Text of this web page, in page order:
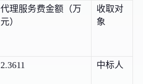
代理服务费金额（万
元）
收取对
象
2.3611 中标人